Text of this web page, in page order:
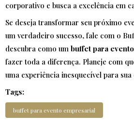
corporativo e busca a excelência em
Se deseja transformar seu próximo
um verdadeiro sucesso, fale com o
descubra como umbuffet para
fazer toda a diferença. Planeje com
uma experiência inesquecível para
Tags:
buffet para evento empresarial